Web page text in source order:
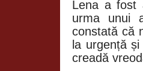
Lena a fost
urma unui
constată că
la urgență
creadă